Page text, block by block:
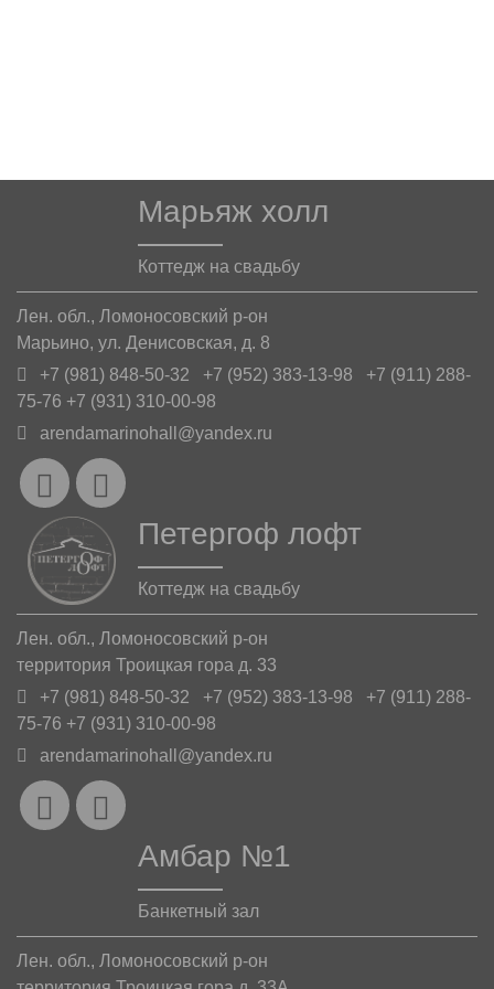
Марьяж холл
Коттедж на свадьбу
Лен. обл., Ломоносовский р-он
Марьино, ул. Денисовская, д. 8
+7 (981) 848-50-32 +7 (952) 383-13-98 +7 (911) 288-
75-76 +7 (931) 310-00-98
arendamarinohall@yandex.ru
Петергоф лофт
Коттедж на свадьбу
Лен. обл., Ломоносовский р-он
территория Троицкая гора д. 33
+7 (981) 848-50-32 +7 (952) 383-13-98 +7 (911) 288-
75-76 +7 (931) 310-00-98
arendamarinohall@yandex.ru
Амбар №1
Банкетный зал
Лен. обл., Ломоносовский р-он